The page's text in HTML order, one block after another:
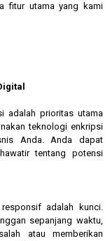
fitur utama yang kami
adalah prioritas utama
teknologi enkripsi
Anda. Anda dapat
tentang potensi
adalah kunci.
sepanjang waktu,
atau memberikan